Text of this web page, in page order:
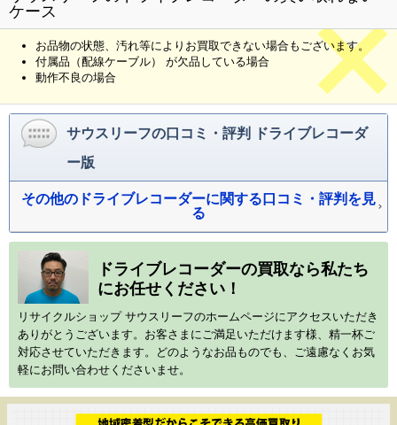
ケース
お品物の状態、汚れ等によりお買取できない場合もございます。
付属品（配線ケーブル） が欠品している場合
動作不良の場合
サウスリーフの口コミ・評判 ドライブレコーダ
ー版
その他のドライブレコーダーに関する口コミ・評判を見
る
ドライブレコーダーの買取なら私たち
にお任せください！
リサイクルショップ サウスリーフのホームページにアクセスいただき
ありがとうございます。お客さまにご満足いただけます様、精一杯ご
対応させていただきます。どのようなお品ものでも、ご遠慮なくお気
軽にお問い合わせくださいませ。